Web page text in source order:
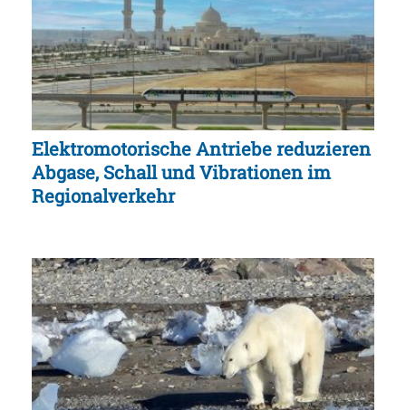
Elektromotorische Antriebe reduzieren
Abgase, Schall und Vibrationen im
Regionalverkehr